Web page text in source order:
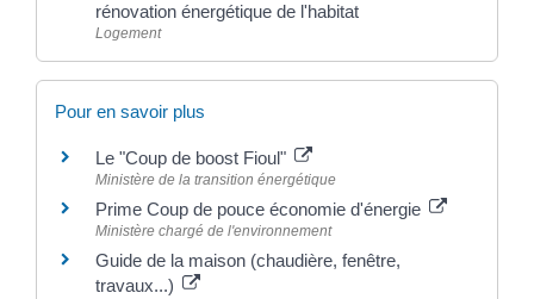
rénovation énergétique de l'habitat
Logement
Pour en savoir plus
Le "Coup de boost Fioul"
Ministère de la transition énergétique
Prime Coup de pouce économie d'énergie
Ministère chargé de l'environnement
Guide de la maison (chaudière, fenêtre,
travaux...)